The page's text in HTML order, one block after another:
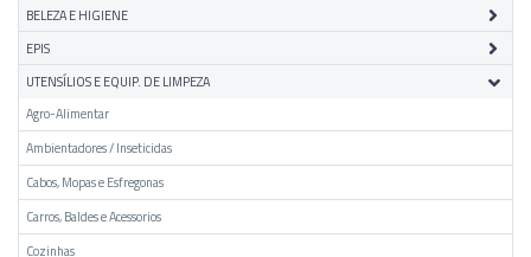
BELEZA E HIGIENE
EPIS
UTENSÍLIOS E EQUIP. DE LIMPEZA
Agro-Alimentar
Ambientadores / Inseticidas
Cabos, Mopas e Esfregonas
Carros, Baldes e Acessorios
Cozinhas